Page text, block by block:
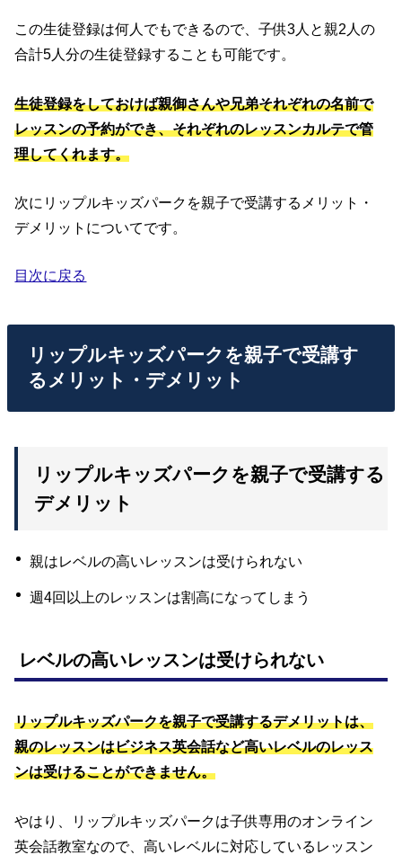
この生徒登録は何人でもできるので、子供3人と親2人の
合計5人分の生徒登録することも可能です。
生徒登録をしておけば親御さんや兄弟それぞれの名前で
レッスンの予約ができ、それぞれのレッスンカルテで管
理してくれます。
次にリップルキッズパークを親子で受講するメリット・
デメリットについてです。
目次に戻る
リップルキッズパークを親子で受講す
るメリット・デメリット
リップルキッズパークを親子で受講する
デメリット
親はレベルの高いレッスンは受けられない
週4回以上のレッスンは割高になってしまう
レベルの高いレッスンは受けられない
リップルキッズパークを親子で受講するデメリットは、
親のレッスンはビジネス英会話など高いレベルのレッス
ンは受けることができません。
やはり、リップルキッズパークは子供専用のオンライン
英会話教室なので、高いレベルに対応しているレッスン